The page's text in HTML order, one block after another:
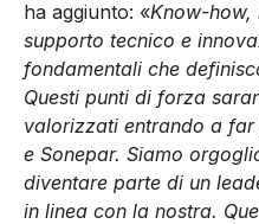
ha aggiunto: «Know-
supporto tecnico e
fondamentali che
Questi punti di forza
valorizzati entrando a
e Sonepar. Siamo
diventare parte di un
in linea con la nostra.